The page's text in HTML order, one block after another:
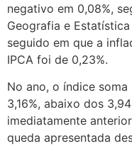
negativo em 0,08%,
Geografia e
seguido em que a
IPCA foi de 0,23%.
No ano, o índice soma
3,16%, abaixo dos
imediatamente
queda apresentada